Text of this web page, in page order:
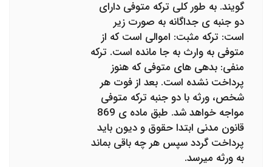
گویند. به طور کلی ترکه متوفی دارای
دو جنبه ی جداگانه به صورت زیر
است: ترکه مثبت: اموالی است که از
متوفی به وارث به جا مانده است. ترکه
منفی: بدهی های متوفی که هنوز
پرداخت نشده است. بعد از فوت هر
شخص، ورثه با دو جنبه ترکه متوفی
مواجه خواهد شد. طبق ماده ی 869
قانون مدنی ابتدا حقوق و دیون باید
پرداخت گردد سپس هر چه باقی بماند
به ورثه میرسد.